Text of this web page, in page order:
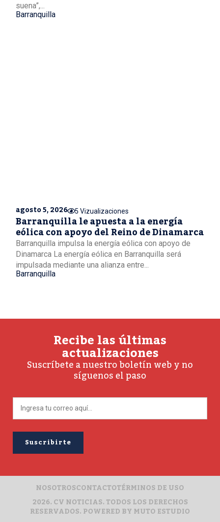
suena”,...
Barranquilla
agosto 5, 2026 5 Vizualizaciones
Barranquilla le apuesta a la energía
eólica con apoyo del Reino de Dinamarca
Barranquilla impulsa la energía eólica con apoyo de
Dinamarca La energía eólica en Barranquilla será
impulsada mediante una alianza entre...
Barranquilla
Recibe las últimas
actualizaciones
Suscríbete a nuestro boletín web y no
síguenos el paso
2026. CV NOTICIAS. TODOS LOS DERECHOS
RESERVADOS. POWERED BYMUTO ESTUDIO
NOSOTROSCONTACTOTÉRMINOS DE USO